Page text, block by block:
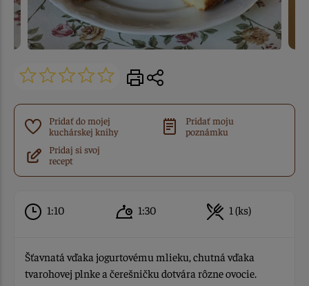
Pridať do mojej
kuchárskej knihy
Pridať moju
poznámku
Pridaj si svoj
recept
1:10 1:30 1 (ks)
Šťavnatá vďaka jogurtovému mlieku, chutná vďaka
tvarohovej plnke a čerešničku dotvára rôzne ovocie.